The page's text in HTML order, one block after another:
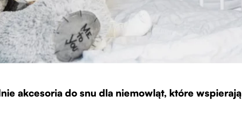
akcesoria do snu dla niemowląt, które wspierają